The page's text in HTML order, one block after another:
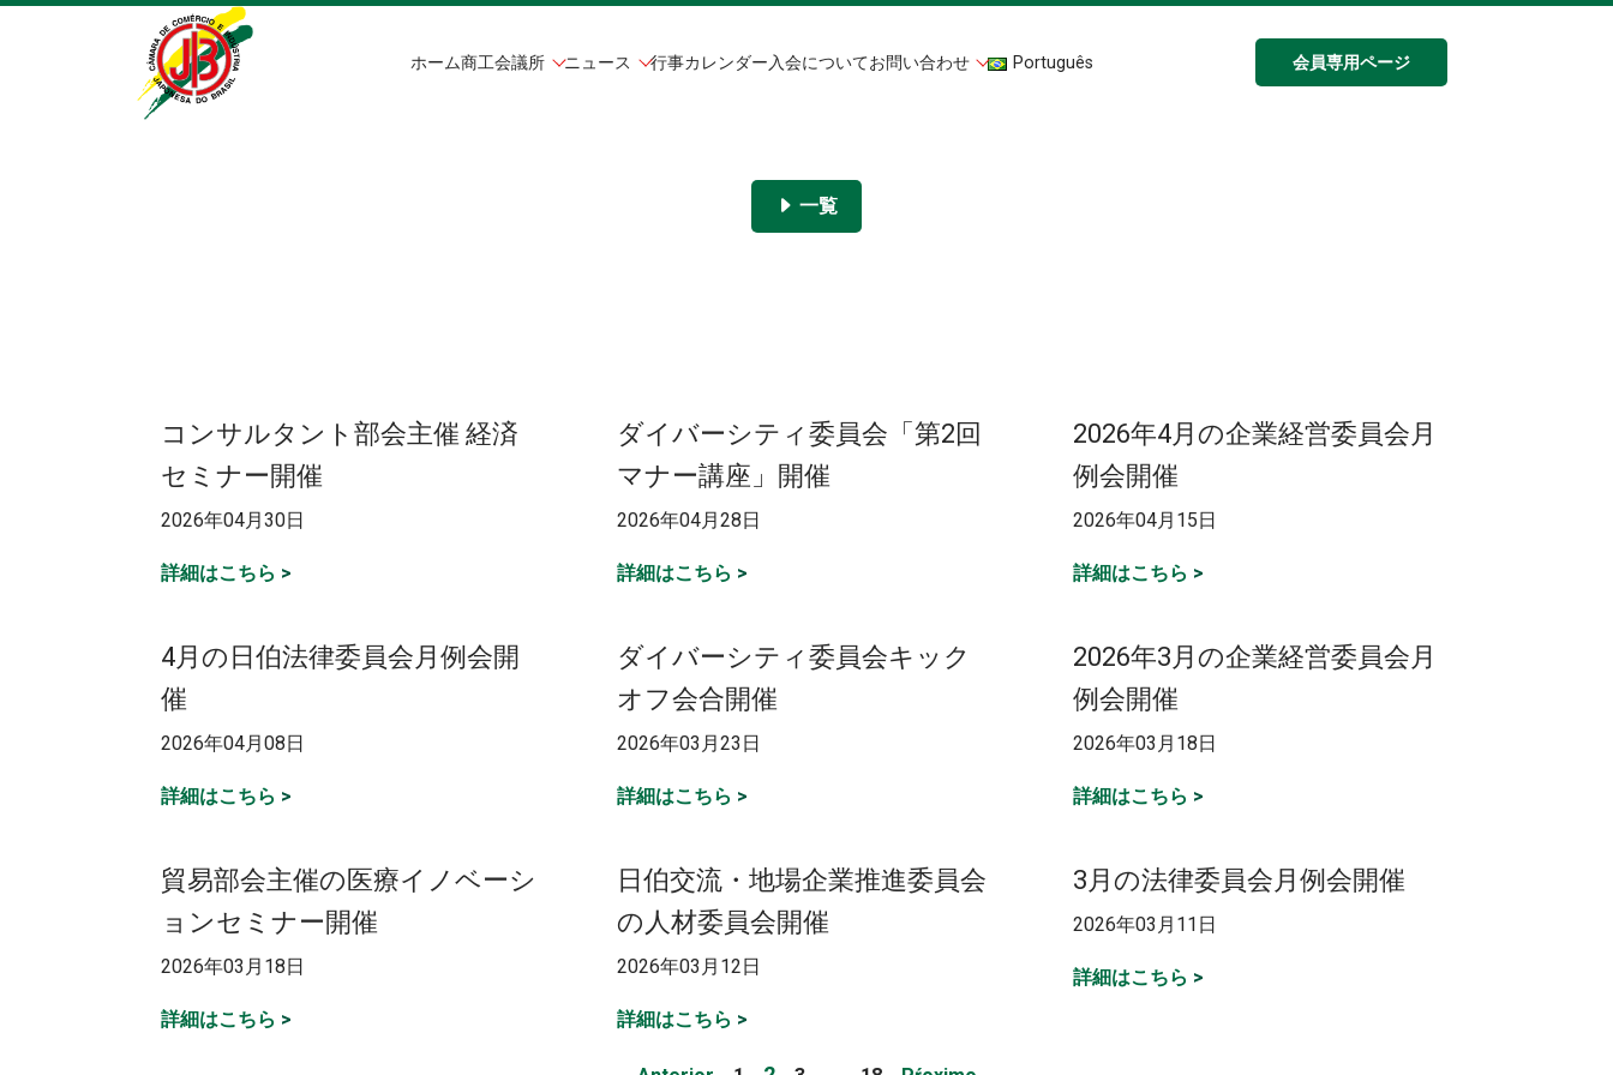
ホーム商工会議所 ニュース 行事カレンダー入会についてお問い合わせ Português 会員専用ページ
一覧
コンサルタント部会主催 経済
セミナー開催
2026年04月30日
詳細はこちら >
ダイバーシティ委員会「第2回
マナー講座」開催
2026年04月28日
詳細はこちら >
2026年4月の企業経営委員会月
例会開催
2026年04月15日
詳細はこちら >
4月の日伯法律委員会月例会開
催
2026年04月08日
詳細はこちら >
ダイバーシティ委員会キック
オフ会合開催
2026年03月23日
詳細はこちら >
2026年3月の企業経営委員会月
例会開催
2026年03月18日
詳細はこちら >
貿易部会主催の医療イノベーシ
ョンセミナー開催
2026年03月18日
詳細はこちら >
日伯交流・地場企業推進委員会
の人材委員会開催
2026年03月12日
詳細はこちら >
3月の法律委員会月例会開催
2026年03月11日
詳細はこちら >
Page Page Page